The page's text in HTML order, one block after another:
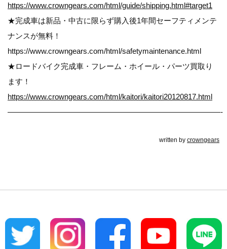
https://www.crowngears.com/html/guide/shipping.html#target1
★完成車は新品・中古に限らず購入後1年間セーフティメンテ
ナンスが無料！
https://www.crowngears.com/html/safetymaintenance.html
★ロードバイク完成車・フレーム・ホイール・パーツ買取り
ます！
https://www.crowngears.com/html/kaitori/kaitori20120817.html
————————————————————————————-
written by crowngears